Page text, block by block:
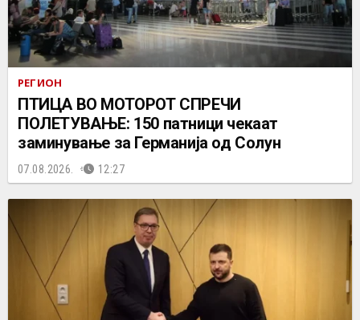
РЕГИОН
ПТИЦА ВО МОТОРОТ СПРЕЧИ
ПОЛЕТУВАЊЕ: 150 патници чекаат
заминување за Германија од Солун
07.08.2026. 12:27